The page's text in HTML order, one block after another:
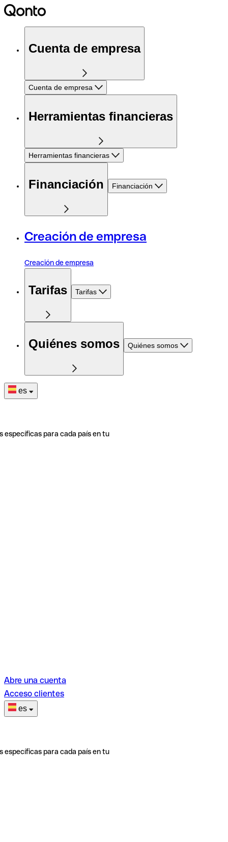
Cuenta de empresa
Cuenta de empresa
Herramientas financieras
Herramientas financieras
Financiación Financiación
Creación de empresa
Creación de empresa
Tarifas Tarifas
Quiénes somos Quiénes somos
es
específicas para cada país en tu
Abre una cuenta
Acceso clientes
es
específicas para cada país en tu